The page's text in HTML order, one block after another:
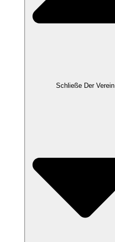
Schließe Der Verein